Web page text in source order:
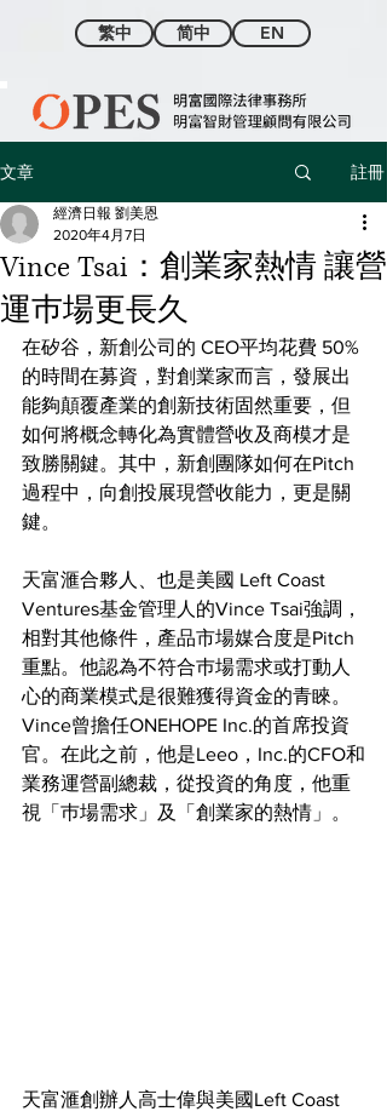
繁中 简中 EN
文章 註冊
Vince Tsai：創業家熱情 讓營
運巿場更長久
經濟日報 劉美恩
2020年4月7日
在矽谷，新創公司的 CEO平均花費 50%
的時間在募資，對創業家而言，發展出
能夠顛覆產業的創新技術固然重要，但
如何將概念轉化為實體營收及商模才是
致勝關鍵。其中，新創團隊如何在Pitch
過程中，向創投展現營收能力，更是關
鍵。
天富滙合夥人、也是美國 Left Coast
Ventures基金管理人的Vince Tsai強調，
相對其他條件，產品市場媒合度是Pitch
重點。他認為不符合巿場需求或打動人
心的商業模式是很難獲得資金的青睞。
Vince曾擔任ONEHOPE Inc.的首席投資
官。在此之前，他是Leeo，Inc.的CFO和
業務運營副總裁，從投資的角度，他重
視「巿場需求」及「創業家的熱情」。
天富滙創辦人高士偉與美國Left Coast